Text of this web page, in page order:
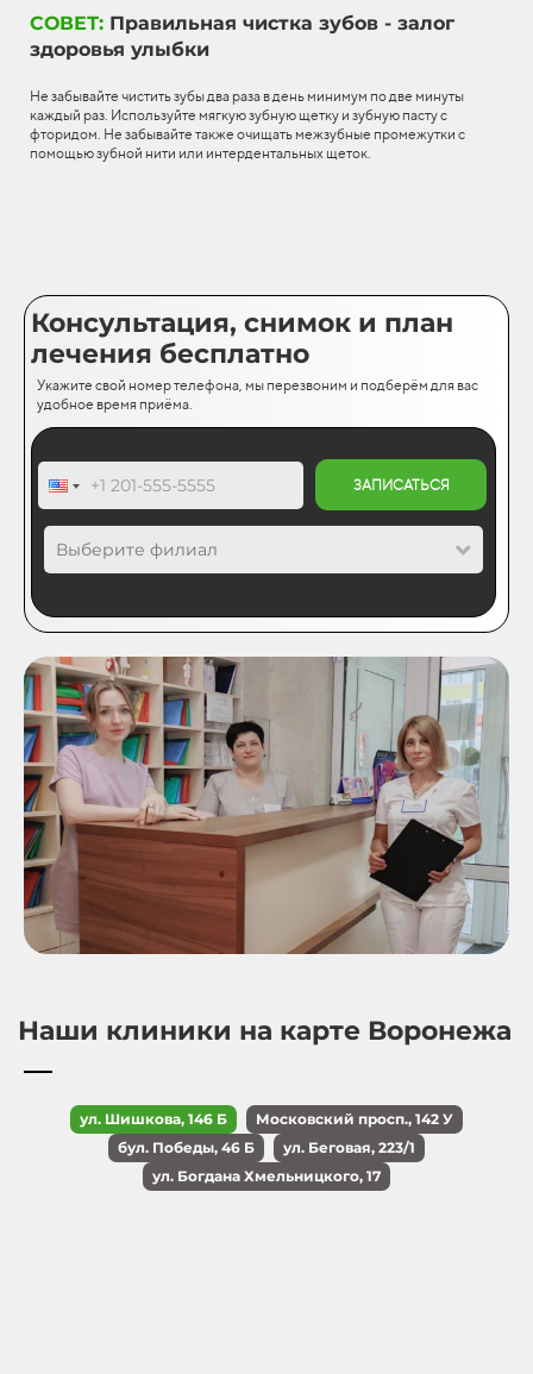
СОВЕТ: Правильная чистка зубов - залог
здоровья улыбки
Не забывайте чистить зубы два раза в день минимум по две минуты
каждый раз. Используйте мягкую зубную щетку и зубную пасту с
фторидом. Не забывайте также очищать межзубные промежутки с
помощью зубной нити или интердентальных щеток.
Консультация, снимок и план
лечения бесплатно
Укажите свой номер телефона, мы перезвоним и подберём для вас
удобное время приёма.
ЗАПИСАТЬСЯ
Выберите филиал
Наши клиники на карте Воронежа
ул. Шишкова, 146 Б
Московский просп., 142 У
бул. Победы, 46 Б
ул. Беговая, 223/1
ул. Богдана Хмельницкого, 17